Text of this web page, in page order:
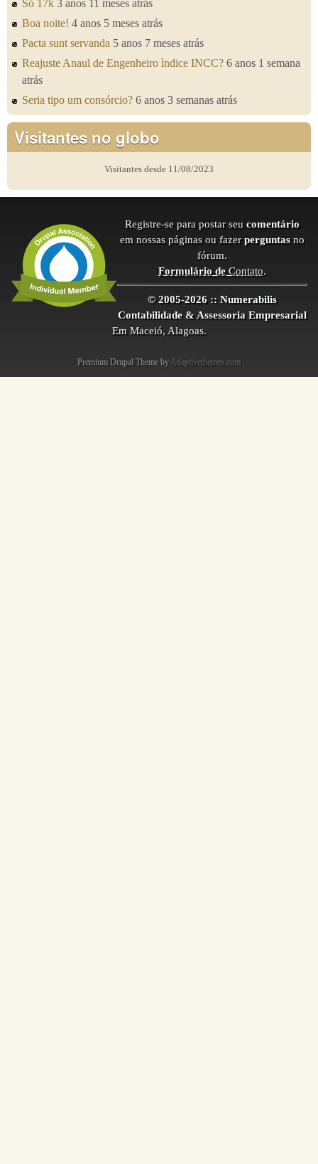
Só 17k 3 anos 11 meses atrás
Boa noite! 4 anos 5 meses atrás
Pacta sunt servanda 5 anos 7 meses atrás
Reajuste Anaul de Engenheiro ìndice INCC? 6 anos 1 semana
atrás
Seria tipo um consórcio? 6 anos 3 semanas atrás
Visitantes no globo
Visitantes desde 11/08/2023
Registre-se para postar seu comentário
em nossas páginas ou fazer perguntas no
fórum.
Formulário deContato.
© 2005-2026 :: Numerabilis
Contabilidade & Assessoria Empresarial
Em Maceió, Alagoas.
Premium Drupal Theme by Adaptivethemes.com